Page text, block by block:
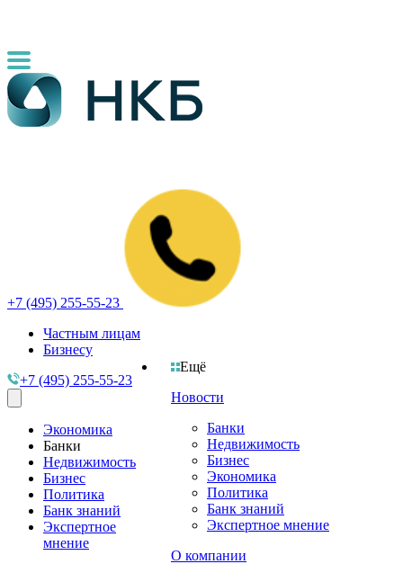
+7 (495) 255-55-23
Частным лицам
Бизнесу
Ещё
Новости
Банки
Недвижимость
Бизнес
Экономика
Политика
Банк знаний
Экспертное мнение
О компании
+7 (495) 255-55-23
Экономика
Банки
Недвижимость
Бизнес
Политика
Банк знаний
Экспертное
мнение